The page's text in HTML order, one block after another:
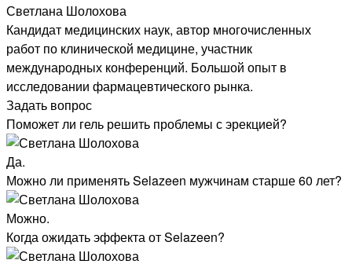
Светлана Шолохова
Кандидат медицинских наук, автор многочисленных
работ по клинической медицине, участник
международных конференций. Большой опыт в
исследовании фармацевтического рынка.
Задать вопрос
Поможет ли гель решить проблемы с эрекцией?
Да.
Можно ли применять Selazeen мужчинам старше 60 лет?
Можно.
Когда ожидать эффекта от Selazeen?